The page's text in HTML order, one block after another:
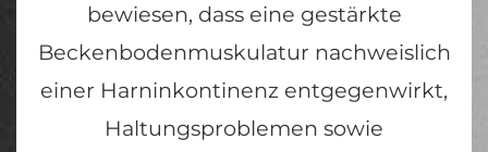
bewiesen, dass eine gestärkte
Beckenbodenmuskulatur nachweislich
einer Harninkontinenz entgegenwirkt,
Haltungsproblemen sowie